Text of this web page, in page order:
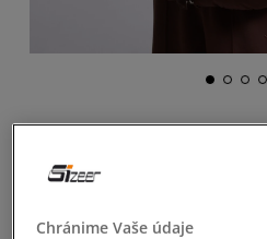
VEGAN
Chránime Vaše údaje